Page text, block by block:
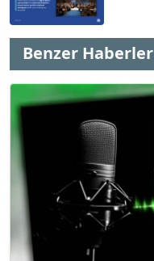
Benzer Haberler